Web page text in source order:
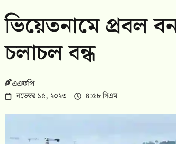
ভিয়েতনামে প্রবল
চলাচল বন্ধ
এএফপি
নভেম্বর ১৫, ২০২৩ ৪:৫৮ পিএম